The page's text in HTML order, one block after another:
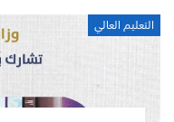
التعليم العالي